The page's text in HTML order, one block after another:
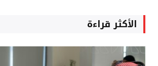
الأكثر قراءة